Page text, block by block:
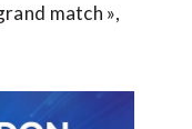
match »,